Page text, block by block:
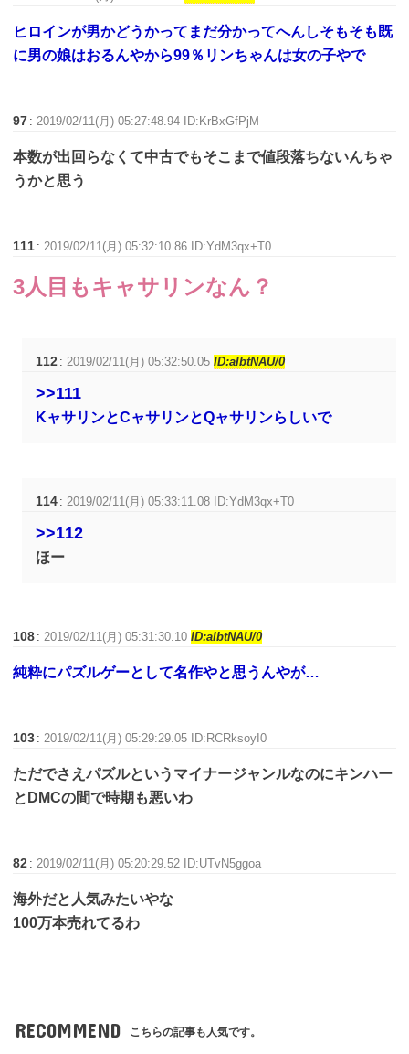
ヒロインが男かどうかってまだ分かってへんしそもそも既
に男の娘はおるんやから99％リンちゃんは女の子やで
97 : 2019/02/11(月) 05:27:48.94 ID:KrBxGfPjM
本数が出回らなくて中古でもそこまで値段落ちないんちゃ
うかと思う
111 : 2019/02/11(月) 05:32:10.86 ID:YdM3qx+T0
3人目もキャサリンなん？
112 : 2019/02/11(月) 05:32:50.05ID:aIbtNAU/0
>>111
KャサリンとCャサリンとQャサリンらしいで
114 : 2019/02/11(月) 05:33:11.08 ID:YdM3qx+T0
>>112
ほー
108 :2019/02/11(月) 05:31:30.10ID:aIbtNAU/0
純粋にパズルゲーとして名作やと思うんやが…
103 :2019/02/11(月) 05:29:29.05 ID:RCRksoyI0
ただでさえパズルというマイナージャンルなのにキンハー
とDMCの間で時期も悪いわ
82 :2019/02/11(月) 05:20:29.52 ID:UTvN5ggoa
海外だと人気みたいやな
100万本売れてるわ
RECOMMEND こちらの記事も人気です。